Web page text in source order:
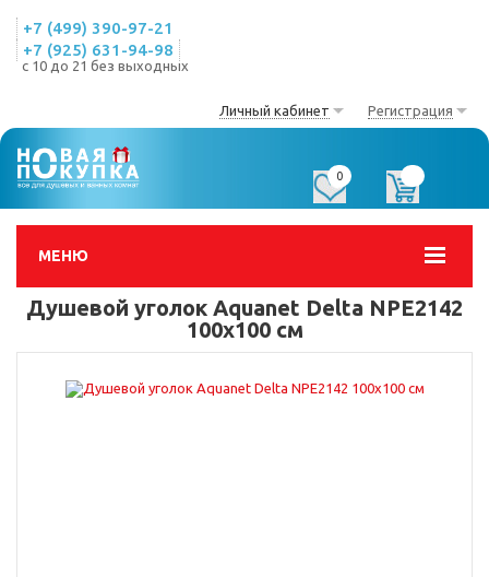
+7 (499) 390-97-21
+7 (925) 631-94-98
с 10 до 21 без выходных
Личный кабинет Регистрация
МЕНЮ
0
Душевой уголок Aquanet Delta NPE2142
100x100 см